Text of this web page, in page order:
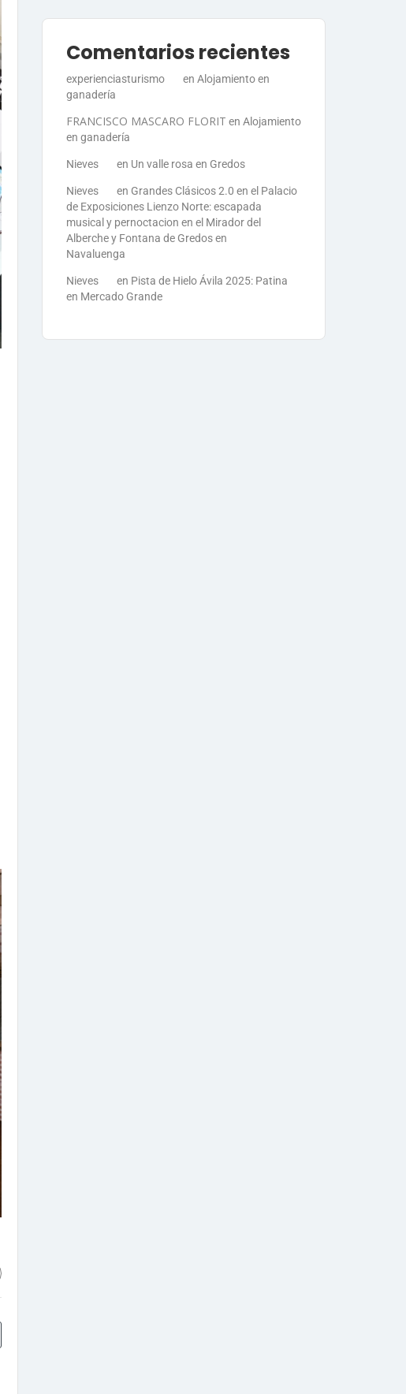
Comentarios recientes
experienciasturismo en Alojamiento en
ganadería
FRANCISCO MASCARO FLORIT en Alojamiento
en ganadería
Nieves en Un valle rosa en Gredos
Nieves en Grandes Clásicos 2.0 en el Palacio
de Exposiciones Lienzo Norte: escapada
musical y pernoctacion en el Mirador del
Alberche y Fontana de Gredos en
Navaluenga
Nieves en Pista de Hielo Ávila 2025: Patina
en Mercado Grande